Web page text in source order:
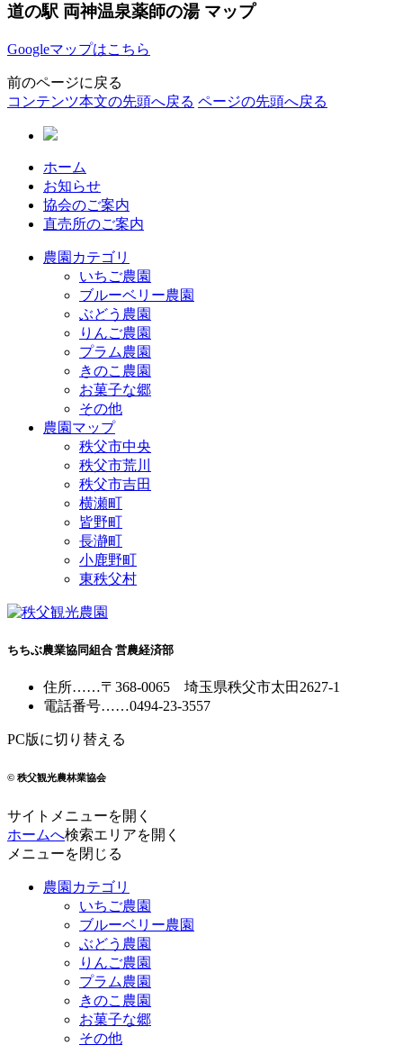
道の駅 両神温泉薬師の湯 マップ
Googleマップはこちら
前のページに戻る
コンテンツ本文の先頭へ戻る ページの先頭へ戻る
ホーム
お知らせ
協会のご案内
直売所のご案内
農園カテゴリ
いちご農園
ブルーベリー農園
ぶどう農園
りんご農園
プラム農園
きのこ農園
お菓子な郷
その他
農園マップ
秩父市中央
秩父市荒川
秩父市吉田
横瀬町
皆野町
長瀞町
小鹿野町
東秩父村
ちちぶ農業協同組合 営農経済部
住所……〒368-0065 埼玉県秩父市太田2627-1
電話番号……0494-23-3557
PC版に切り替える
© 秩父観光農林業協会
サイトメニューを開く
ホームへ検索エリアを開く
メニューを閉じる
農園カテゴリ
いちご農園
ブルーベリー農園
ぶどう農園
りんご農園
プラム農園
きのこ農園
お菓子な郷
その他